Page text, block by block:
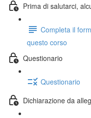
Prima di salutarci,
Completa il
questo corso
Questionario
Questionario
Dichiarazione da